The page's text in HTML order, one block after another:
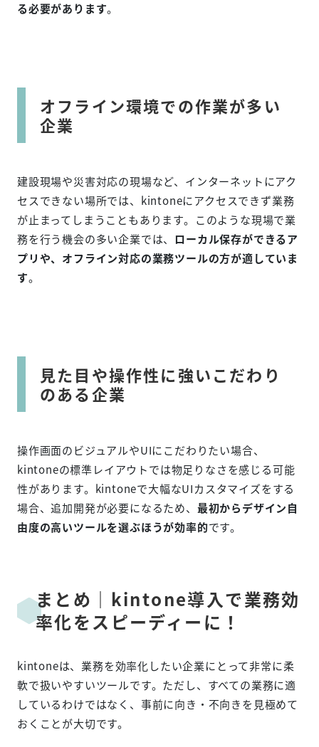
る必要があります。
オフライン環境での作業が多い
企業
建設現場や災害対応の現場など、インターネットにアク
セスできない場所では、kintoneにアクセスできず業務
が止まってしまうこともあります。このような現場で業
務を行う機会の多い企業では、 ローカル保存ができるア
プリや、オフライン対応の業務ツールの方が適していま
す。
見た目や操作性に強いこだわり
のある企業
操作画面のビジュアルやUIにこだわりたい場合、
kintoneの標準レイアウトでは物足りなさを感じる可能
性があります。kintoneで大幅なUIカスタマイズをする
場合、追加開発が必要になるため、 最初からデザイン自
由度の高いツールを選ぶほうが効率的です。
まとめ｜kintone導入で業務効
率化をスピーディーに！
kintoneは、業務を効率化したい企業にとって非常に柔
軟で扱いやすいツールです。ただし、すべての業務に適
しているわけではなく、事前に向き・不向きを見極めて
おくことが大切です。